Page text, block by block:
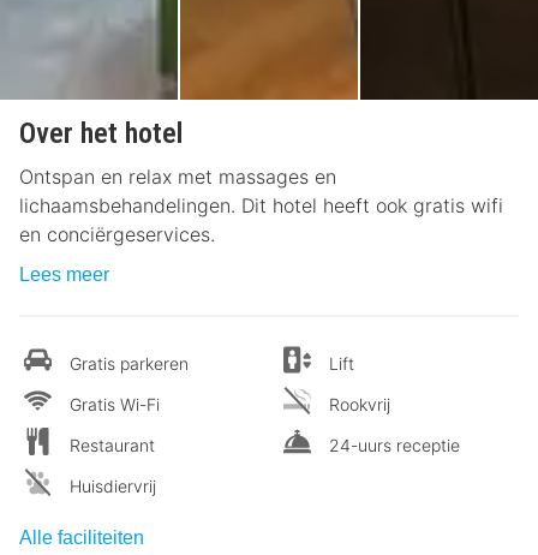
Over het hotel
Ontspan en relax met massages en
lichaamsbehandelingen. Dit hotel heeft ook gratis wifi
en conciërgeservices.
Lees meer
Gratis parkeren
Gratis Wi-Fi
Restaurant
Huisdiervrij
Lift
Rookvrij
24-uurs receptie
Alle faciliteiten